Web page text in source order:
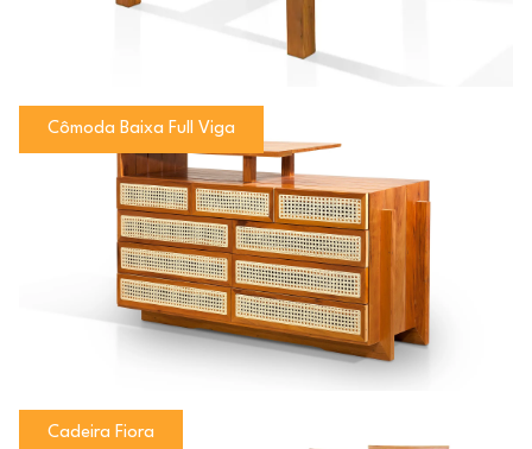
Cômoda Baixa Full Viga
Cadeira Fiora